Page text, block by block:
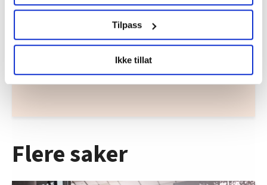
brukes. Du kan hele tiden endre eller trekke tilbake ditt
samtykke fra erklæringen om informasjonskapsler.
LO Medias publikasjoner frifagbevegelse.no, hk-nytt.no
og fontene.no bruker informasjonskapsler (cookies) for å
lære hvordan våre nettsider blir brukt slik at vi tilby
Vi deler bare informasjon om hvordan du bruker
innenfor analyse og annonsering. Disse er angitt i
oversikten lengre ned på denne siden.
Tilpass
Ikke tillat
Regionleder Region Indre Øst
Fellesforbundet
Moelv
Flere saker